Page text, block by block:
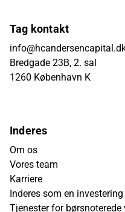
Tag kontakt
Bredgade 23B, 2. sal
1260 København K
Inderes
Om os
Vores team
Karriere
Inderes som en investering
Tjenester for børsnoterede